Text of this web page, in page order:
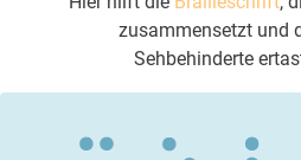
zusammensetzt und
Sehbehinderte